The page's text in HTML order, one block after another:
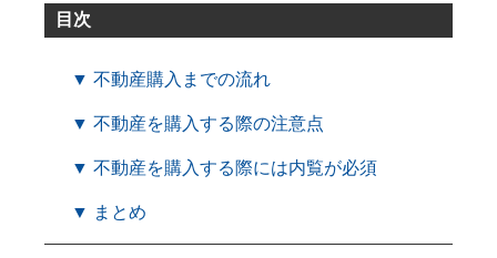
目次
▼ 不動産購入までの流れ
▼ 不動産を購入する際の注意点
▼ 不動産を購入する際には内覧が必須
▼ まとめ